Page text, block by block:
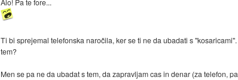
Alo! Pa te fore...
Ti bi sprejemal telefonska naročila, ker se ti ne da ubadati s
tem?
Men se pa ne da ubadat s tem, da zapravljam cas in denar (za telefon,